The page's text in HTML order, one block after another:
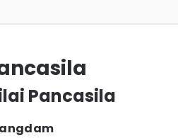
Pancasila